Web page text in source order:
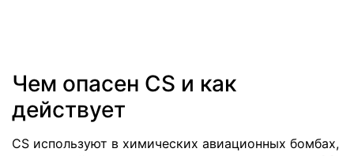
Чем опасен CS и как
действует
CS используют в химических авиационных бомбах,